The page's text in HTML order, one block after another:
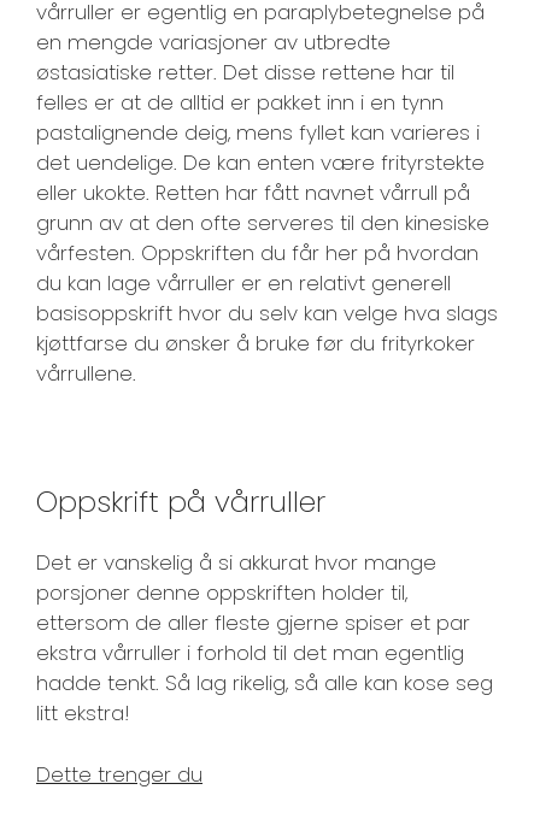
vårruller er egentlig en paraplybetegnelse på
en mengde variasjoner av utbredte
østasiatiske retter. Det disse rettene har til
felles er at de alltid er pakket inn i en tynn
pastalignende deig, mens fyllet kan varieres i
det uendelige. De kan enten være frityrstekte
eller ukokte. Retten har fått navnet vårrull på
grunn av at den ofte serveres til den kinesiske
vårfesten. Oppskriften du får her på hvordan
du kan lage vårruller er en relativt generell
basisoppskrift hvor du selv kan velge hva slags
kjøttfarse du ønsker å bruke før du frityrkoker
vårrullene.
Oppskrift på vårruller
Det er vanskelig å si akkurat hvor mange
porsjoner denne oppskriften holder til,
ettersom de aller fleste gjerne spiser et par
ekstra vårruller i forhold til det man egentlig
hadde tenkt. Så lag rikelig, så alle kan kose seg
litt ekstra!
Dette trenger du